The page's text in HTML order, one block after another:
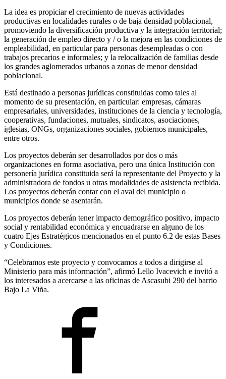
La idea es propiciar el crecimiento de nuevas actividades
productivas en localidades rurales o de baja densidad poblacional,
promoviendo la diversificación productiva y la integración territorial;
la generación de empleo directo y / o la mejora en las condiciones de
empleabilidad, en particular para personas desempleadas o con
trabajos precarios e informales; y la relocalización de familias desde
los grandes aglomerados urbanos a zonas de menor densidad
poblacional.
Está destinado a personas jurídicas constituidas como tales al
momento de su presentación, en particular: empresas, cámaras
empresariales, universidades, instituciones de la ciencia y tecnología,
cooperativas, fundaciones, mutuales, sindicatos, asociaciones,
iglesias, ONGs, organizaciones sociales, gobiernos municipales,
entre otros.
Los proyectos deberán ser desarrollados por dos o más
organizaciones en forma asociativa, pero una única Institución con
personería jurídica constituida será la representante del Proyecto y la
administradora de fondos u otras modalidades de asistencia recibida.
Los proyectos deberán contar con el aval del municipio o
municipios donde se asentarán.
Los proyectos deberán tener impacto demográfico positivo, impacto
social y rentabilidad económica y encuadrarse en alguno de los
cuatro Ejes Estratégicos mencionados en el punto 6.2 de estas Bases
y Condiciones.
“Celebramos este proyecto y convocamos a todos a dirigirse al
Ministerio para más información”, afirmó Lello Ivacevich e invitó a
los interesados a acercarse a las oficinas de Ascasubi 290 del barrio
Bajo La Viña.